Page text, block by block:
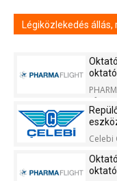
Légiközlekedés
Kft.
Celebi